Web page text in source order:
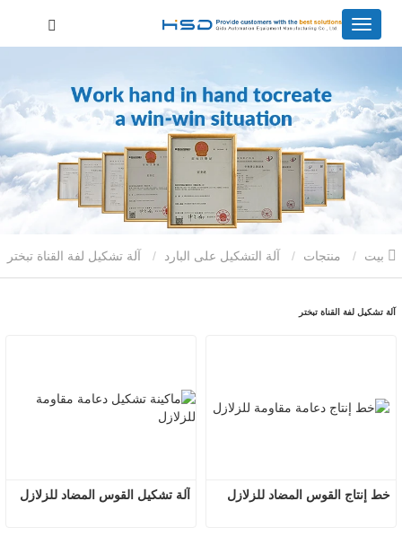
منتجات آلة التشكيل على البارد
آلة تشكيل لفة القناة تبختر
آلة تشكيل القوس المضاد للزلازل خط إنتاج القوس المضاد للزلازل